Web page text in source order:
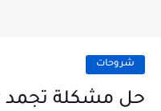
شروحات
حل مشكلة تجمد